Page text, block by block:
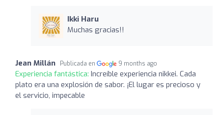
Ikki Haru
Muchas gracias!!
Jean Millán Publicada en 9 months ago
Experiencia fantástica: Increíble experiencia nikkei. Cada
plato era una explosión de sabor. ¡El lugar es precioso y
el servicio, impecable